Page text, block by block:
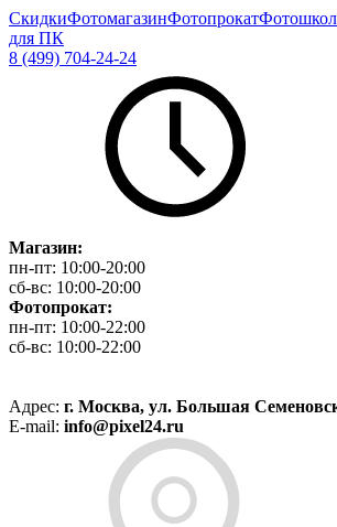
СкидкиФотомагазинФотопрокат
для ПК
8 (499) 704-24-24
Магазин:
пн-пт: 10:00-20:00
сб-вс: 10:00-20:00
Фотопрокат:
пн-пт: 10:00-22:00
сб-вс: 10:00-22:00
Адрес: г. Москва, ул. Большая
E-mail: info@pixel24.ru